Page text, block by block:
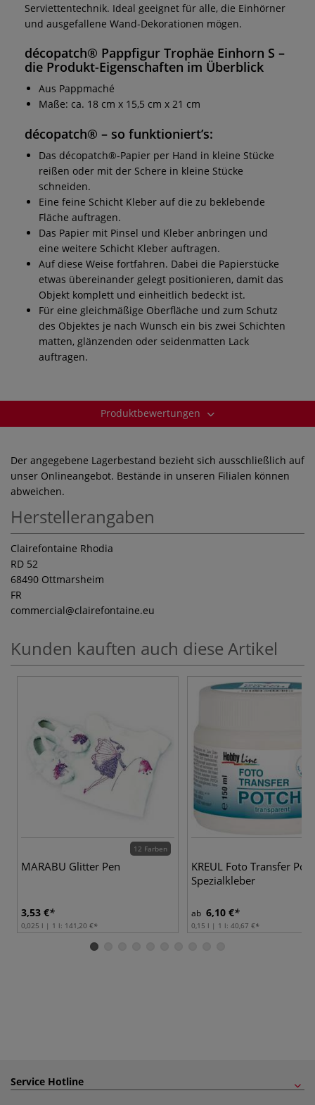
Serviettentechnik. Ideal geeignet für alle, die Einhörner
und ausgefallene Wand-Dekorationen mögen.
décopatch® Pappfigur Trophäe Einhorn S –
die Produkt-Eigenschaften im Überblick
Aus Pappmaché
Maße: ca. 18 cm x 15,5 cm x 21 cm
décopatch® – so funktioniert’s:
Das décopatch®-Papier per Hand in kleine Stücke
reißen oder mit der Schere in kleine Stücke
schneiden.
Eine feine Schicht Kleber auf die zu beklebende
Fläche auftragen.
Das Papier mit Pinsel und Kleber anbringen und
eine weitere Schicht Kleber auftragen.
Auf diese Weise fortfahren. Dabei die Papierstücke
etwas übereinander gelegt positionieren, damit das
Objekt komplett und einheitlich bedeckt ist.
Für eine gleichmäßige Oberfläche und zum Schutz
des Objektes je nach Wunsch ein bis zwei Schichten
matten, glänzenden oder seidenmatten Lack
auftragen.
Produktbewertungen
Der angegebene Lagerbestand bezieht sich ausschließlich auf
unser Onlineangebot. Bestände in unseren Filialen können
abweichen.
Herstellerangaben
Clairefontaine Rhodia
RD 52
68490 Ottmarsheim
FR
commercial@clairefontaine.eu
Kunden kauften auch diese Artikel
12 Farben
MARABU Glitter Pen
3,53 €
0,025 l | 1 l: 141,20 €
KREUL Foto Transfer
Spezialkleber
ab 6,10 €
0,15 l | 1 l: 40,67 €
Service Hotline